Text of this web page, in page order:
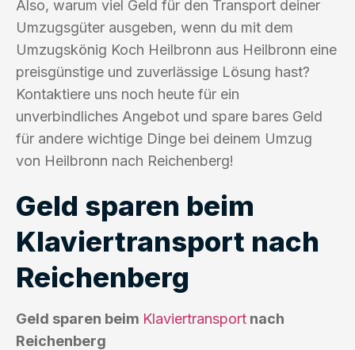
Also, warum viel Geld für den Transport deiner
Umzugsgüter ausgeben, wenn du mit dem
Umzugskönig Koch Heilbronn aus Heilbronn eine
preisgünstige und zuverlässige Lösung hast?
Kontaktiere uns noch heute für ein
unverbindliches Angebot und spare bares Geld
für andere wichtige Dinge bei deinem Umzug
von Heilbronn nach Reichenberg!
Geld sparen beim
Klaviertransport nach
Reichenberg
Geld sparen beim Klaviertransport nach
Reichenberg